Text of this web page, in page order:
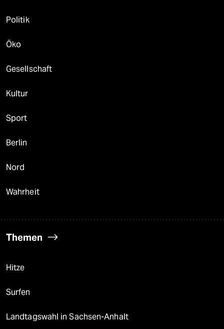
Politik
Öko
Gesellschaft
Kultur
Sport
Berlin
Nord
Wahrheit
Themen
Hitze
Surfen
Landtagswahl in Sachsen-Anhalt